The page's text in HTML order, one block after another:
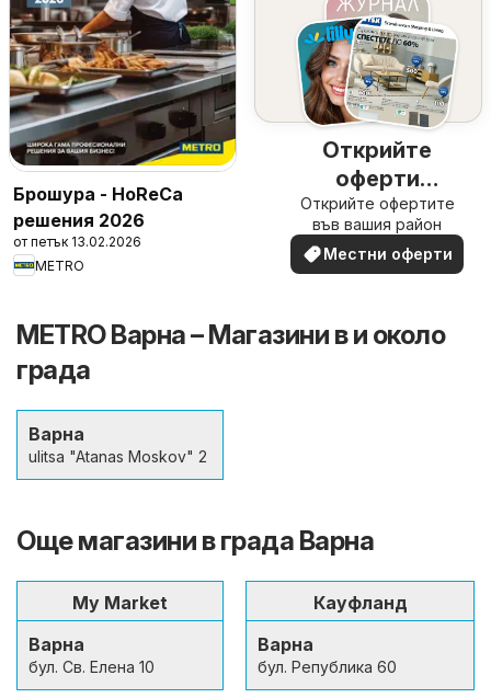
Брошура - HoReCa
решения 2026
от петък 13.02.2026
METRO
Открийте
оферти
наблизо
Открийте офертите
във вашия район
Местни оферти
METRO Варна – Магазини в и около
града
Варна
ulitsa "Atanas Moskov" 2
Още магазини в града Варна
My Market
Варна
бул. Св. Елена 10
Кауфланд
Варна
бул. Република 60